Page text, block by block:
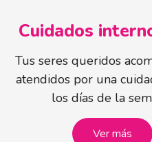
Cuidados
Tus seres queridos
atendidos por una
los días de la
Ver más